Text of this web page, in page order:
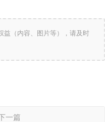
益（内容、图片等），请及时
一篇